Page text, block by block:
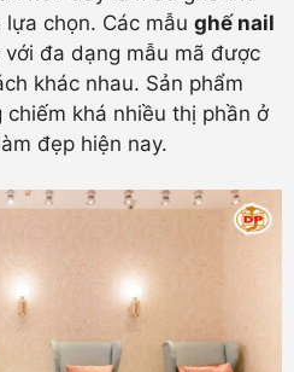
chọn. Các mẫu ghế nail
đa dạng mẫu mã được
khác nhau. Sản phẩm
khá nhiều thị phần ở
đẹp hiện nay.